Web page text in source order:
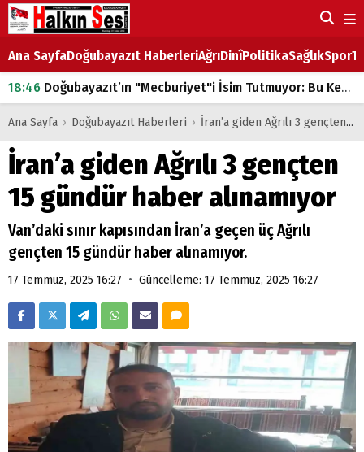
Ana SayfaDoğubayazıt HaberleriAğrıDinîPolitikaSağlıkSpor
18:46 Doğubayazıt’ın "Mecburiyet"i İsim Tutmuyor: Bu Kez de Mem u Zîn Oldu!
07:53Doğubayazıt’ta Ekmek Fiyatlarına Zam
07:16
Doğubayazıt'ta çocukların sırtındaki ağır yük
07:00 DEVLET ve HÜKÜMET
18:29 ÇARŞI CADDESİ YAZ BOZ TAHTASI
Ana Sayfa › Doğubayazıt Haberleri › İran’a giden Ağrılı 3 gençten 15 gündür haber alınamıyor
İran’a giden Ağrılı 3 gençten
15 gündür haber alınamıyor
Van’daki sınır kapısından İran’a geçen üç Ağrılı
gençten 15 gündür haber alınamıyor.
17 Temmuz, 2025 16:27 • Güncelleme: 17 Temmuz, 2025 16:27